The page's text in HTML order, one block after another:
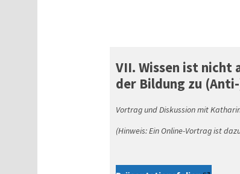
VII. Wissen ist nicht
der Bildung zu
Vortrag und Diskussion mit
(Hinweis: Ein Online-Vortrag ist